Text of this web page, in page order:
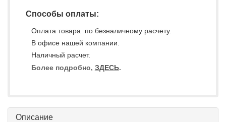
Способы оплаты:
Оплата товара по безналичному расчету.
В офисе нашей компании.
Наличный расчет.
Более подробно, ЗДЕСЬ.
Описание